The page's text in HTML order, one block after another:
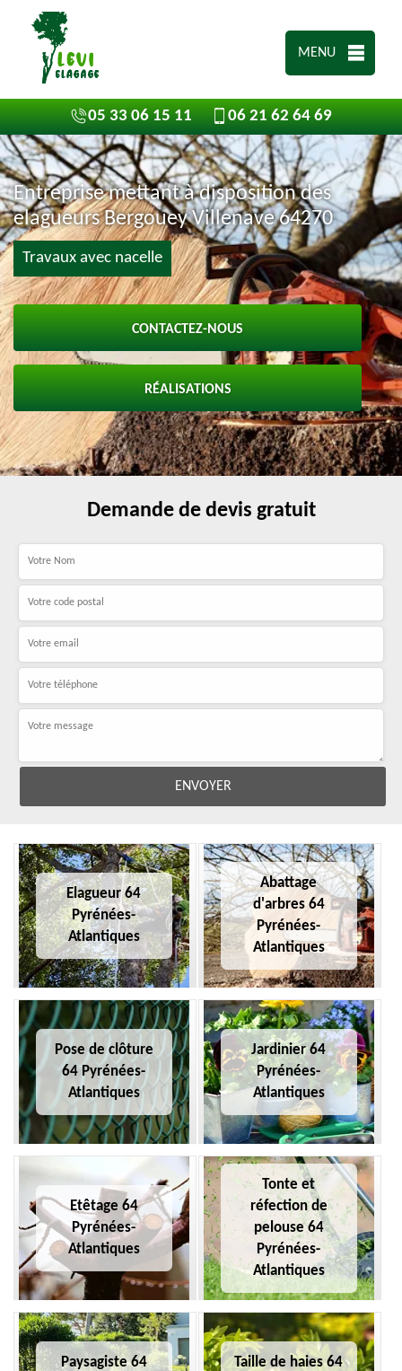
MENU
05 33 06 15 11 06 21 62 64 69
Entreprise mettant à disposition des
elagueurs Bergouey Villenave 64270
Travaux avec nacelle
CONTACTEZ-NOUS
RÉALISATIONS
Demande de devis gratuit
Elagueur 64
Pyrénées-
Atlantiques
Abattage
d'arbres 64
Pyrénées-
Atlantiques
Pose de clôture
64 Pyrénées-
Atlantiques
Jardinier 64
Pyrénées-
Atlantiques
Etêtage 64
Pyrénées-
Atlantiques
Tonte et
réfection de
pelouse 64
Pyrénées-
Atlantiques
Paysagiste 64
Taille de haies 64